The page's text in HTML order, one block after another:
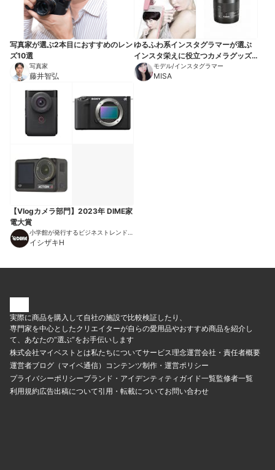
写真家が選ぶ2本目におすすめのレン
ズ10選
写真家
藤井智弘
ゆるふわ系インスタグラマーが選ぶ
インスタ栄えに役立つカメラグッズ
と小物10選モデル/インスタグラマー
MISA
【Vlogカメラ部門】2023年 DIME家
電大賞
小学館が発行するビジネストレンドマ
ガジン
イシザキH
実際に商品を購入して自社の施設で比較検証したり、
専門家を中心としたクリエイターが自らの愛用品やおすすめ商品を紹介し
て、あなたの“選ぶ”をお手伝いします
株式会社マイベストとは私たちについてサービス理念運営会社・責任者概要
運営者ブログ（マイベ通信） コンテンツ制作・運営ポリシー
プライバシーポリシーブランド・アイデンティティ ガイド一覧監修者一覧
利用規約広告出稿について引用・転載についてお問い合わせ